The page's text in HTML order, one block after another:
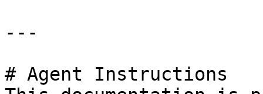
---
# Agent Instructions